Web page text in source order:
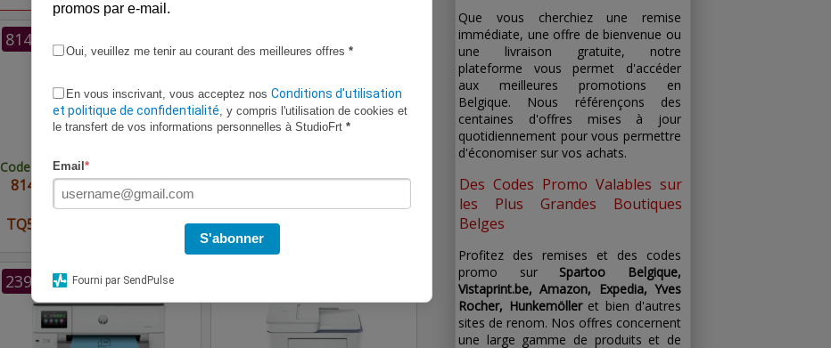
814.00€
Code vérifié CDiscount
expire bientôt
814 € pour le
TV OLED SAMSUNG
TQ55S85FA, en promo chez
expire bientôt
Lave-linge
Samsung WF20DG8650BVU3
à seulement 908.99 € sur
CDiscount avec ce bon plan
239.90€
Que vous cherchiez une remise
immédiate, une offre de bienvenue ou
une livraison gratuite, notre
plateforme vous permet d'accéder
aux meilleures promotions en
Belgique. Nous référençons des
centaines d'offres mises à jour
quotidiennement pour vous permettre
d'économiser sur vos achats.
Des Codes Promo Valables sur
les Plus Grandes Boutiques
Belges
Profitez des remises et des codes
promo sur Spartoo Belgique,
Vistaprint.be, Amazon, Expedia, Yves
Rocher, Hunkemölleret bien d'autres
sites de renom. Nos offres concernent
une large gamme de produits et de
promos par e-mail.
Oui, veuillez me tenir au courant des meilleures offres *
En vous inscrivant, vous acceptez nos Conditions d'utilisation
et politique de confidentialité, y compris l'utilisation de cookies et
le transfert de vos informations personnelles à StudioFrt *
Email *
S'abonner
Fourni par SendPulse